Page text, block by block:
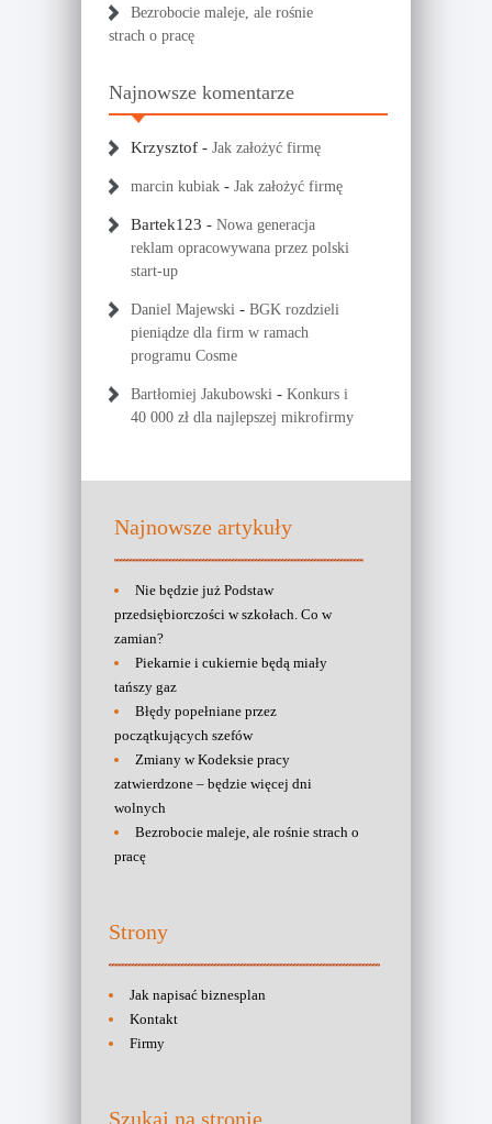
Bezrobocie maleje, ale rośnie
strach o pracę
Najnowsze komentarze
Krzysztof - Jak założyć firmę
marcin kubiak - Jak założyć firmę
Bartek123 - Nowa generacja
reklam opracowywana przez polski
start-up
Daniel Majewski - BGK rozdzieli
pieniądze dla firm w ramach
programu Cosme
Bartłomiej Jakubowski - Konkurs i
40 000 zł dla najlepszej mikrofirmy
Najnowsze artykuły
Nie będzie już Podstaw
przedsiębiorczości w szkołach. Co w
zamian?
Piekarnie i cukiernie będą miały
tańszy gaz
Błędy popełniane przez
początkujących szefów
Zmiany w Kodeksie pracy
zatwierdzone – będzie więcej dni
wolnych
Bezrobocie maleje, ale rośnie strach o
pracę
Strony
Jak napisać biznesplan
Kontakt
Firmy
Szukaj na stronie